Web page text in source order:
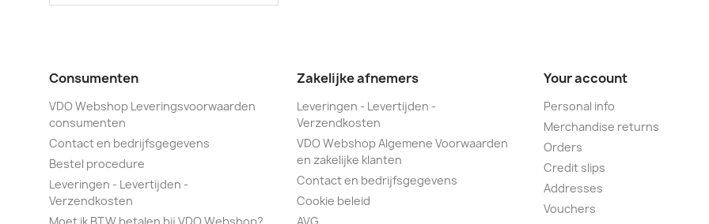
Consumenten
VDO Webshop Leveringsvoorwaarden
consumenten
Contact en bedrijfsgegevens
Bestel procedure
Leveringen - Levertijden -
Verzendkosten
Zakelijke afnemers
Leveringen - Levertijden -
Verzendkosten
VDO Webshop Algemene Voorwaarden
en zakelijke klanten
Contact en bedrijfsgegevens
Cookie beleid
Your account
Personal info
Merchandise returns
Orders
Credit slips
Addresses
Vouchers